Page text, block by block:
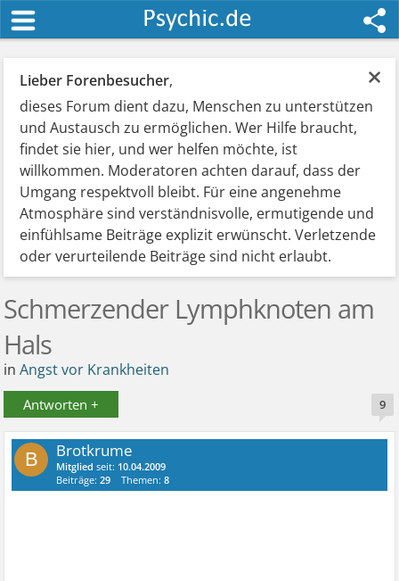
×
Lieber Forenbesucher,
dieses Forum dient dazu, Menschen zu unterstützen
und Austausch zu ermöglichen. Wer Hilfe braucht,
findet sie hier, und wer helfen möchte, ist
willkommen. Moderatoren achten darauf, dass der
Umgang respektvoll bleibt. Für eine angenehme
Atmosphäre sind verständnisvolle, ermutigende und
einfühlsame Beiträge explizit erwünscht. Verletzende
oder verurteilende Beiträge sind nicht erlaubt.
Schmerzender Lymphknoten am
Hals
inAngst vor Krankheiten
Antworten + 9
B Brotkrume
Mitglied seit: 10.04.2009
Beiträge:29 Themen:8